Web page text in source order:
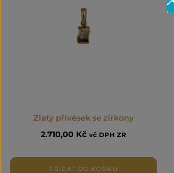
Zlatý přívěsek se zirkony
2.710,00 Kč vč DPH ZR
PŘIDAT DO KOŠÍKU